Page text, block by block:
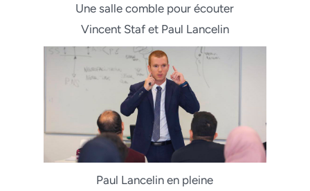
Une salle comble pour écouter
Vincent Staf et Paul Lancelin
Paul Lancelin en pleine